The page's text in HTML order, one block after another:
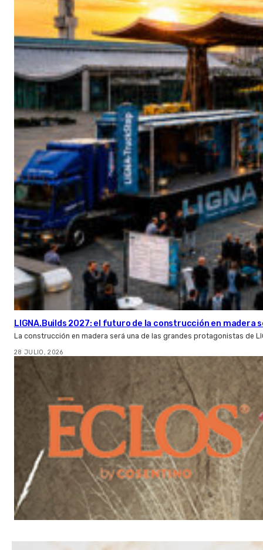
LIGNA.Builds 2027: el futuro de la construcción en madera
La construcción en madera será una de las grandes protagonistas de
28 JULIO, 2026